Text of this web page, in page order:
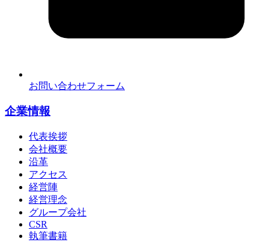
お問い合わせフォーム
企業情報
代表挨拶
会社概要
沿革
アクセス
経営陣
経営理念
グループ会社
CSR
執筆書籍